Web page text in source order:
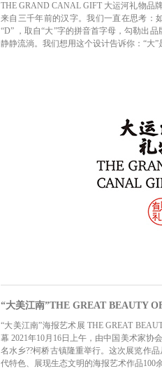
THE GRAND CANAL GIFT 大运河礼物品
来自三千年前的汉字。我们一直在思考：
“D” ，取自“大”字的拼音首字母，勾勒出
静静流淌。我们想用这个设计告诉你：“大
“大美江南”THE GREAT BEAUTY
“大美江南”海报艺术展 THE GREAT
幕 2021年10月16日上午，由中国美术家协
名水乡??柯桥古镇隆重举行。这次展览作
代特色、展现生态文明的海报艺术作品100